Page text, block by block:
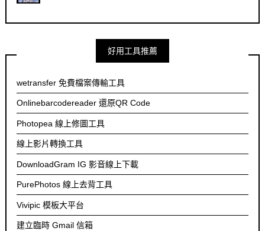
好用工具推薦
wetransfer 免費檔案傳輸工具
Onlinebarcodereader 還原QR Code
Photopea 線上修圖工具
線上影片轉換工具
DownloadGram IG 影音線上下載
PurePhotos 線上去背工具
Vivipic 模板大平台
建立臨時 Gmail 信箱